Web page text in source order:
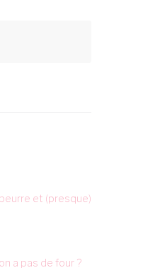
et (presque)
a pas de four ?